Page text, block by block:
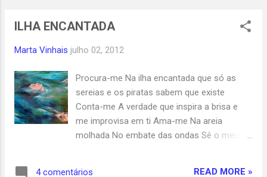
ILHA ENCANTADA
Marta Vinhais julho 02, 2012
Procura-me Na ilha encantada que só as
sereias e os piratas sabem que existe
Conta-me A verdade que inspira a brisa e
me improvisa em ti Ama-me Na areia
molhada No embate das ondas Sê o meu
4 comentários READ MORE »